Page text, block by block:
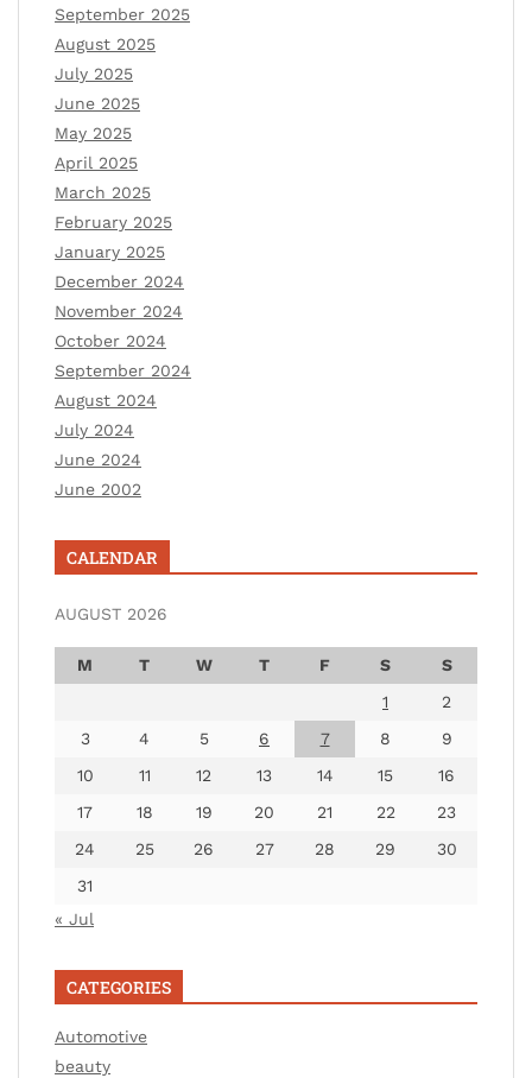
September 2025
August 2025
July 2025
June 2025
May 2025
April 2025
March 2025
February 2025
January 2025
December 2024
November 2024
October 2024
September 2024
August 2024
July 2024
June 2024
June 2002
CALENDAR
AUGUST 2026
M T W T F S
S
1
2
3
4 5 6 7 8
9
10
11 12 13 14 15
16
17
18 19 20 21 22
23
24
25 26 27 28 29
30
31
« Jul
CATEGORIES
Automotive
beauty